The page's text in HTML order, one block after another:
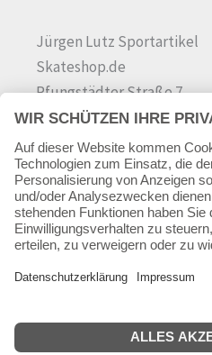
Jürgen Lutz Sportartikel
Skateshop.de
Pfungstädter Straße 7
64342 Seeheim-Jugenheim
Tel.06257 868181
Mail:info@skateshop.de
Warenkorb
Mein Konto